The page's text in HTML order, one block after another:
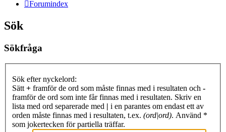
Forumindex
Sök
Sökfråga
Sök efter nyckelord:
Sätt + framför de ord som måste finnas med i resultaten och -
framför de ord som inte får finnas med i resultaten. Skriv en
lista med ord separerade med | i en parantes om endast ett av
orden måste finnas med i resultaten, t.ex. (ord|ord). Använd *
som jokertecken för partiella träffar.